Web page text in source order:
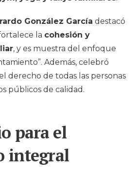
González García destacó
la cohesión y
, y es muestra del enfoque
Además, celebró
derecho de todas las personas
públicos de calidad.
para el
integral